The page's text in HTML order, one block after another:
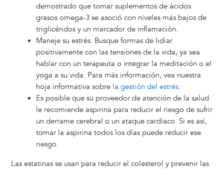
demostrado que tomar suplementos de ácidos
grasos omega-3 se asoció con niveles más bajos de
triglicéridos y un marcador de inflamación.
Maneje su estrés. Busque formas de lidiar
positivamente con las tensiones de la vida, ya sea
hablar con un terapeuta o integrar la meditación o el
yoga a su vida. Para más información, vea nuestra
hoja informativa sobre la gestión del estrés.
Es posible que su proveedor de atención de la salud
le recomiende aspirina para reducir el riesgo de sufrir
un derrame cerebral o un ataque cardíaco. Si es así,
tomar la aspirina todos los días puede reducir ese
riesgo.
Las estatinas se usan para reducir el colesterol y prevenir las